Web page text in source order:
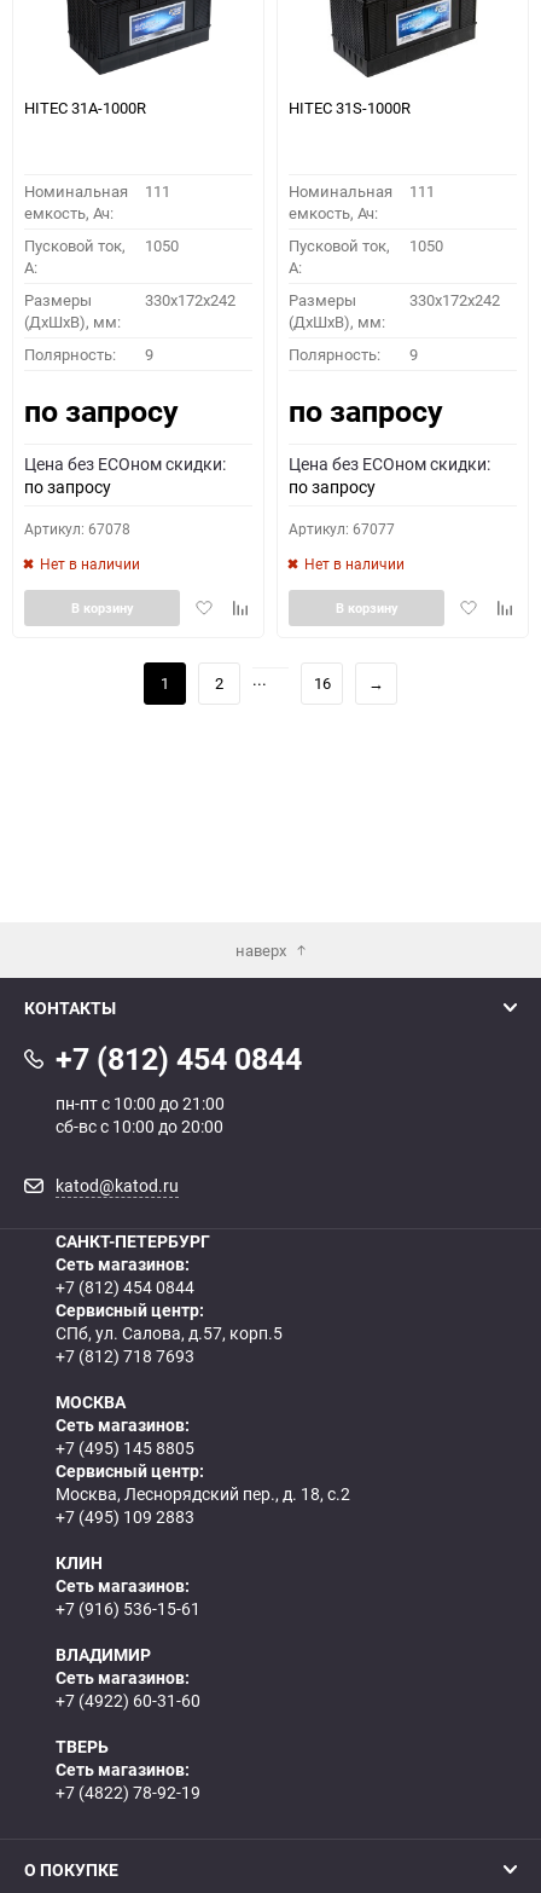
HITEC 31A-1000R
Номинальная
емкость, Ач:
111
Пусковой ток,
A:
1050
Размеры
(ДхШхВ), мм:
330x172x242
Полярность: 9
по запросу
Цена без ECOном скидки:
по запросу
Артикул: 67078
Нет в наличии
ДобавитьДобавить
В корзину
HITEC 31S-1000R
Номинальная
емкость, Ач:
111
Пусковой ток,
A:
1050
Размеры
(ДхШхВ), мм:
330x172x242
Полярность: 9
по запросу
Цена без ECOном скидки:
по запросу
Артикул: 67077
Нет в наличии
Добавить
В корзину
1 2 ... 16 →
наверх
КОНТАКТЫ
+7 (812) 454 0844
пн-пт с 10:00 до 21:00
сб-вс с 10:00 до 20:00
katod@katod.ru
САНКТ-ПЕТЕРБУРГ
Сеть магазинов:
+7 (812) 454 0844
Сервисный центр:
СПб, ул. Салова, д.57, корп.5
+7 (812) 718 7693
МОСКВА
Сеть магазинов:
+7 (495) 145 8805
Сервисный центр:
Москва, Леснорядский пер., д. 18, с.2
+7 (495) 109 2883
КЛИН
Сеть магазинов:
+7 (916) 536-15-61
ВЛАДИМИР
Сеть магазинов:
+7 (4922) 60-31-60
ТВЕРЬ
Сеть магазинов:
+7 (4822) 78-92-19
О ПОКУПКЕ